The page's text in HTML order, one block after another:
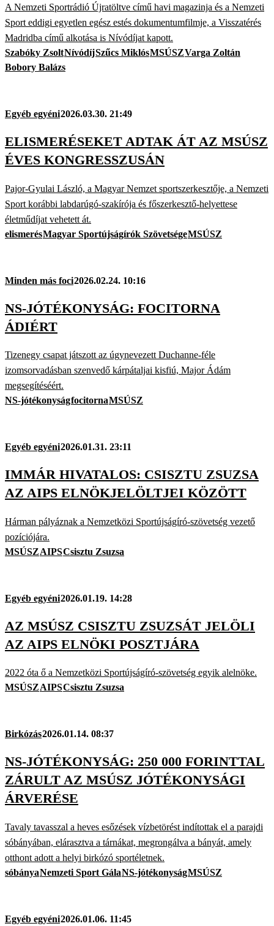
A Nemzeti Sportrádió Újratöltve című havi magazinja és a Nemzeti
Sport eddigi egyetlen egész estés dokumentumfilmje, a Visszatérés
Madridba című alkotása is Nívódíjat kapott.
Szabóky ZsoltNívódíjSzűcs MiklósMSÚSZVarga Zoltán
Bobory Balázs
Egyéb egyéni2026.03.30. 21:49
ELISMERÉSEKET ADTAK ÁT AZ MSÚSZ
ÉVES KONGRESSZUSÁN
Pajor-Gyulai László, a Magyar Nemzet sportszerkesztője, a Nemzeti
Sport korábbi labdarúgó-szakírója és főszerkesztő-helyettese
életműdíjat vehetett át.
elismerésMagyar Sportújságírók SzövetségeMSÚSZ
Minden más foci2026.02.24. 10:16
NS-JÓTÉKONYSÁG: FOCITORNA
ÁDIÉRT
Tizenegy csapat játszott az úgynevezett Duchanne-féle
izomsorvadásban szenvedő kárpátaljai kisfiú, Major Ádám
megsegítéséért.
NS-jótékonyságfocitornaMSÚSZ
Egyéb egyéni2026.01.31. 23:11
IMMÁR HIVATALOS: CSISZTU ZSUZSA
AZ AIPS ELNÖKJELÖLTJEI KÖZÖTT
Hárman pályáznak a Nemzetközi Sportújságíró-szövetség vezető
pozíciójára.
MSÚSZAIPSCsisztu Zsuzsa
Egyéb egyéni2026.01.19. 14:28
AZ MSÚSZ CSISZTU ZSUZSÁT JELÖLI
AZ AIPS ELNÖKI POSZTJÁRA
2022 óta ő a Nemzetközi Sportújságíró-szövetség egyik alelnöke.
MSÚSZAIPSCsisztu Zsuzsa
Birkózás2026.01.14. 08:37
NS-JÓTÉKONYSÁG: 250 000 FORINTTAL
ZÁRULT AZ MSÚSZ JÓTÉKONYSÁGI
ÁRVERÉSE
Tavaly tavasszal a heves esőzések vízbetörést indítottak el a parajdi
sóbányában, elárasztva a tárnákat, megrongálva a bányát, amely
otthont adott a helyi birkózó sportéletnek.
sóbányaNemzeti Sport GálaNS-jótékonyságMSÚSZ
Egyéb egyéni2026.01.06. 11:45